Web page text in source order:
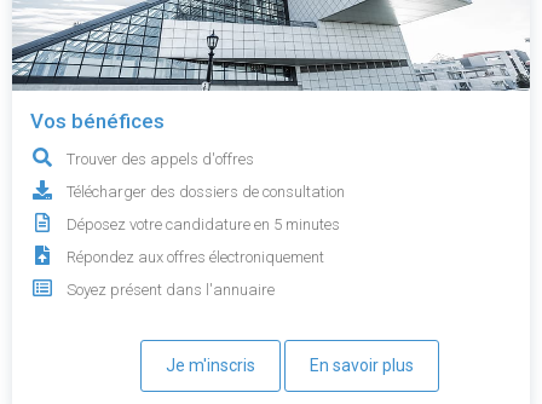
Vos bénéfices
Trouver des appels d'offres
Télécharger des dossiers de consultation
Déposez votre candidature en 5 minutes
Répondez aux offres électroniquement
Soyez présent dans l'annuaire
Je m'inscris En savoir plus